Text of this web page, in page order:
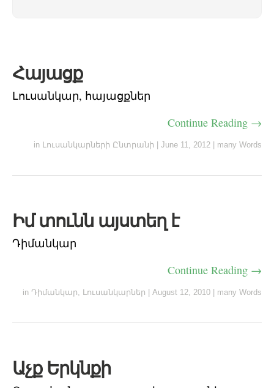
Հայացք
Լուսանկար, հայացքներ
Continue Reading →
in Լուսանկարների Ընտրանի June 11, 2012 many Words
Իմ տունն այստեղ է
Դիմանկար
Continue Reading →
in Դիմանկար, Լուսանկարներ August 12, 2010 many Words
Աչք Երկնքի